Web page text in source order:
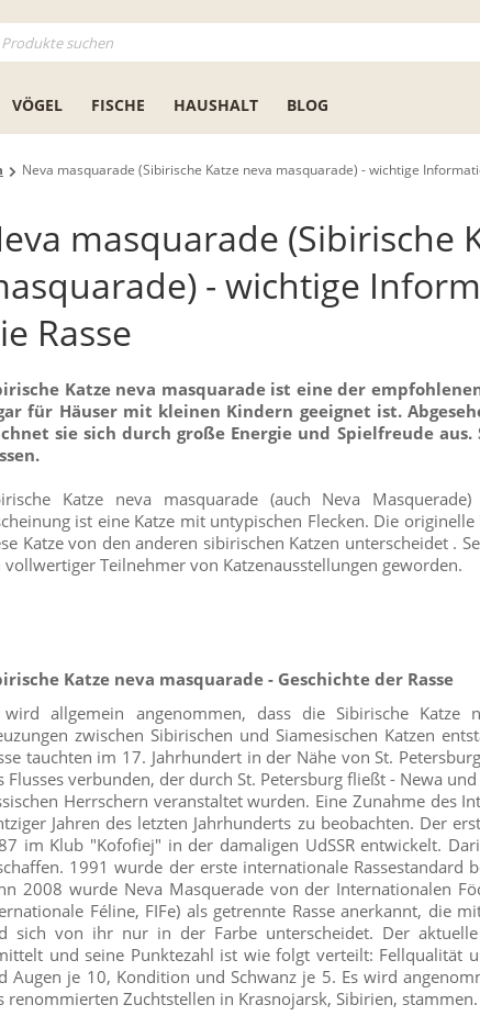
VÖGEL FISCHE HAUSHALT BLOG
Neva masquarade (Sibirische Katze neva masquarade) - wichtige
masquarade (Sibirische
- wichtige
Rasse
Katze neva masquarade ist eine der
für Häuser mit kleinen Kindern geeignet ist.
sie sich durch große Energie und Spielfreude
Katze neva masquarade (auch Neva
ist eine Katze mit untypischen Flecken. Die
Katze von den anderen sibirischen Katzen unterscheidet .
vollwertiger Teilnehmer von Katzenausstellungen geworden.
Katze neva masquarade - Geschichte der Rasse
wird allgemein angenommen, dass die Sibirische Katze
zwischen Sibirischen und Siamesischen Katzen
tauchten im 17. Jahrhundert in der Nähe von St.
Flusses verbunden, der durch St. Petersburg fließt - Newa
Herrschern veranstaltet wurden. Eine Zunahme des
Jahren des letzten Jahrhunderts zu beobachten. Der
im Klub "Kofofiej" in der damaligen UdSSR entwickelt.
1991 wurde der erste internationale Rassestandard
2008 wurde Neva Masquerade von der Internationalen
Féline, FIFe) als getrennte Rasse anerkannt, die
sich von ihr nur in der Farbe unterscheidet. Der
und seine Punktezahl ist wie folgt verteilt: Fellqualität
Augen je 10, Kondition und Schwanz je 5. Es wird
renommierten Zuchtstellen in Krasnojarsk, Sibirien, stammen.